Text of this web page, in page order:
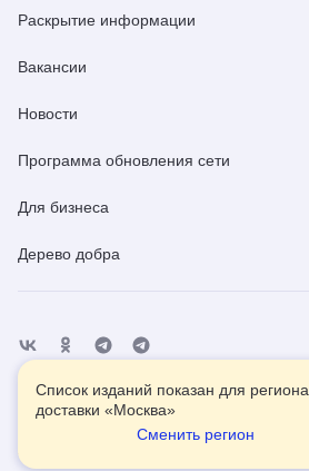
Раскрытие информации
Вакансии
Новости
Программа обновления сети
Для бизнеса
Дерево добра
Помощь Контакты
Список изданий показан для региона
доставки «Москва»
Сменить регион